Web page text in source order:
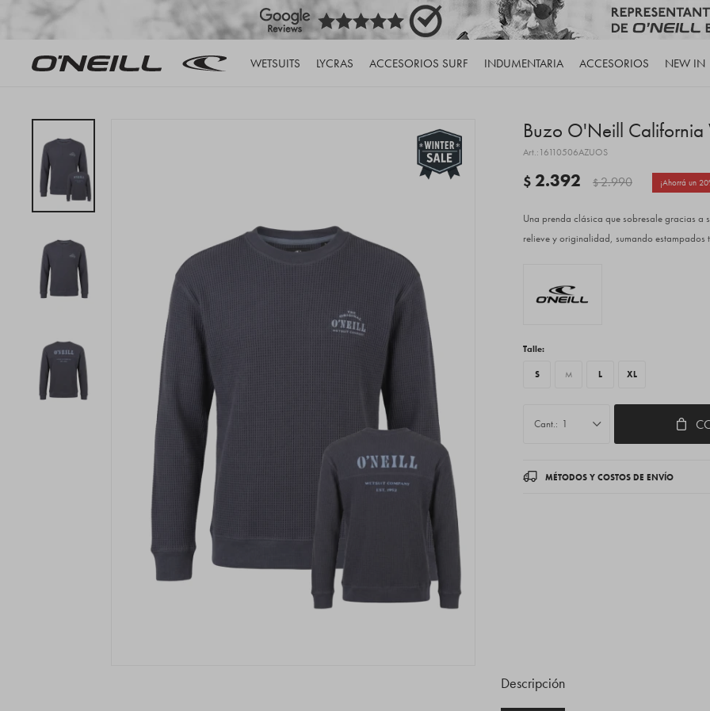
WETSUITS LYCRAS ACCESORIOS SURF INDUMENTARIA ACCESORIOS NEW IN
Buzo O'Neill
16110506AZUOS
$ 2.392 $2.990 20
Una prenda clásica que sobresale gracias a
relieve y originalidad, sumando
Talle:
S M L XL
1
MÉTODOS Y COSTOS DE ENVÍO
Descripción